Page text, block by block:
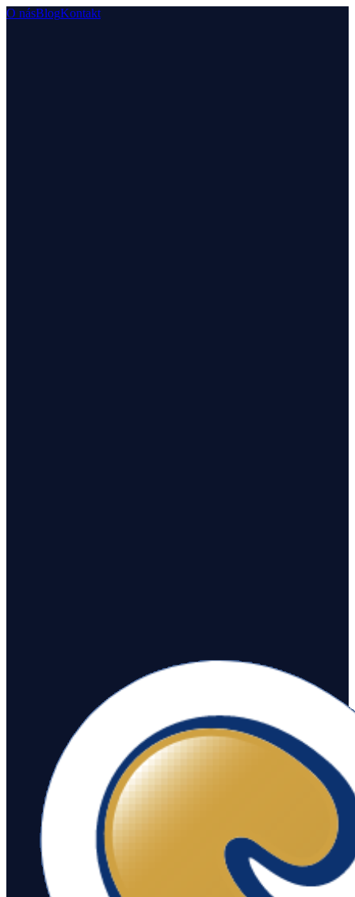
O násBlogKontakt